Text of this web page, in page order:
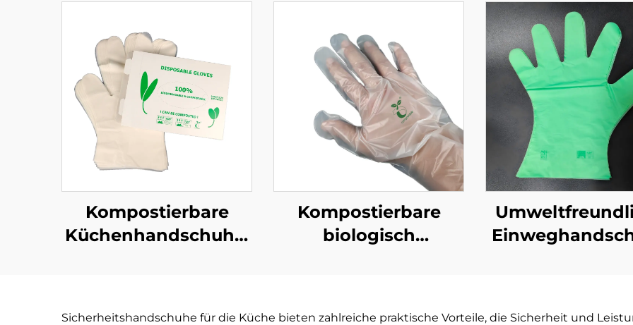
Kompostierbare
Küchenhandschuhe,
Kompostierbare
biologisch
Sicherheitshandschuhe für die Küche bieten zahlreiche praktische Vorteile, die Sicherheit und